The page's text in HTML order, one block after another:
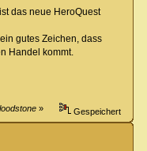
das neue HeroQuest
gutes Zeichen, dass
Handel kommt.
» Gespeichert